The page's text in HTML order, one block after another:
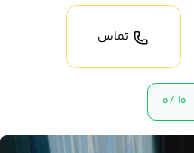
تماس
10 /
0